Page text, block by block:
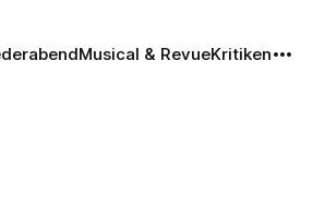
Musical & RevueKritiken